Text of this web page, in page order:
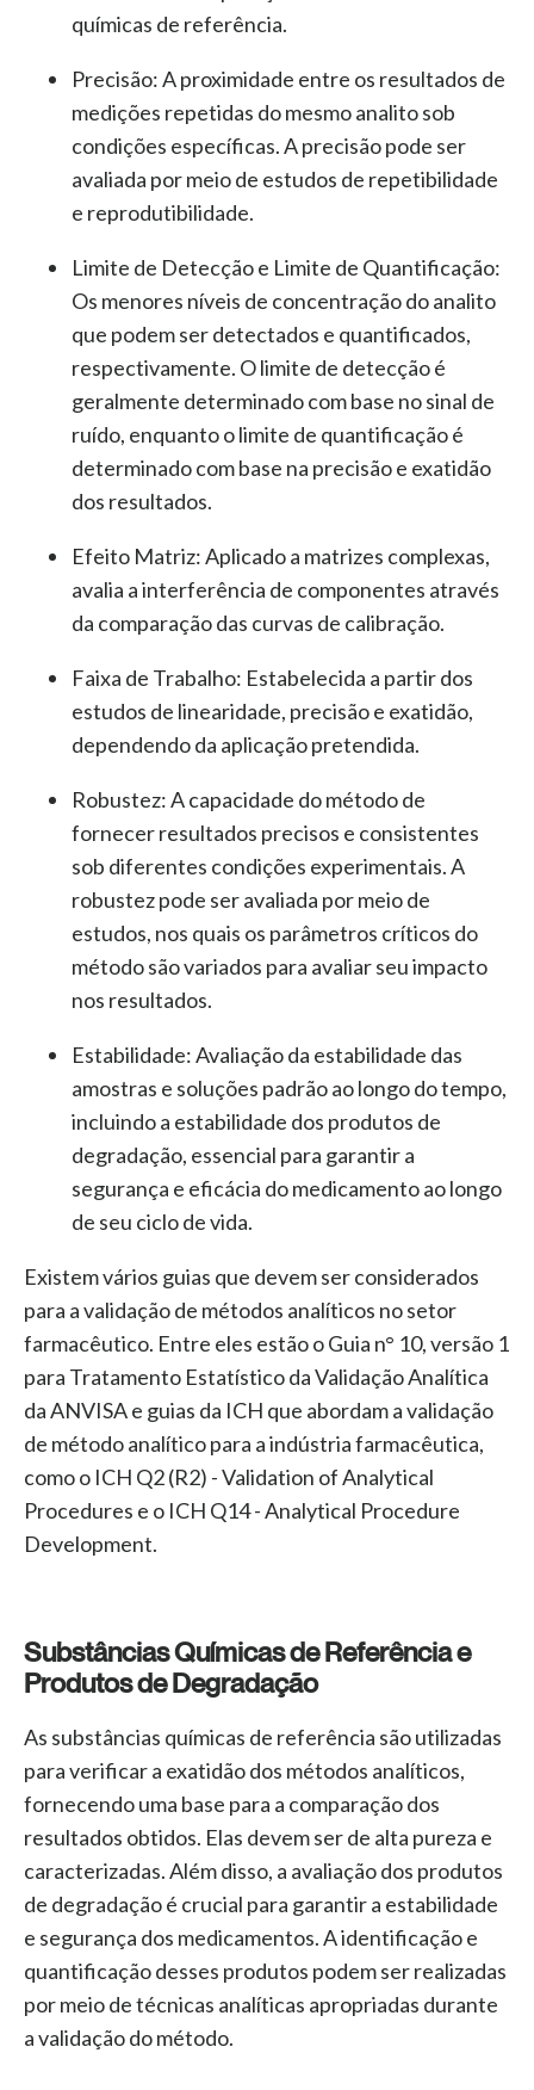
químicas de referência.
Precisão:A proximidade entre os resultados de
medições repetidas do mesmo analito sob
condições específicas. A precisão pode ser
avaliada por meio de estudos de repetibilidade
e reprodutibilidade.
Limite de Detecção e Limite de Quantificação:
Os menores níveis de concentração do analito
que podem ser detectados e quantificados,
respectivamente. O limite de detecção é
geralmente determinado com base no sinal de
ruído, enquanto o limite de quantificação é
determinado com base na precisão e exatidão
dos resultados.
Efeito Matriz:Aplicado a matrizes complexas,
avalia a interferência de componentes através
da comparação das curvas de calibração.
Faixa de Trabalho: Estabelecida a partir dos
estudos de linearidade, precisão e exatidão,
dependendo da aplicação pretendida.
Robustez:A capacidade do método de
fornecer resultados precisos e consistentes
sob diferentes condições experimentais. A
robustez pode ser avaliada por meio de
estudos, nos quais os parâmetros críticos do
método são variados para avaliar seu impacto
nos resultados.
Estabilidade:Avaliação da estabilidade das
amostras e soluções padrão ao longo do tempo,
incluindo a estabilidade dos produtos de
degradação, essencial para garantir a
segurança e eficácia do medicamento ao longo
de seu ciclo de vida.
Existem vários guias que devem ser considerados
para a validação de métodos analíticos no setor
farmacêutico. Entre eles estão o Guia n° 10, versão 1
para Tratamento Estatístico da Validação Analítica
da ANVISA e guias da ICH que abordam a validação
de método analítico para a indústria farmacêutica,
como o ICH Q2 (R2) - Validation of Analytical
Procedures e o ICH Q14 - Analytical Procedure
Development.
Substâncias Químicas de Referência e
Produtos de Degradação
As substâncias químicas de referência são utilizadas
para verificar a exatidão dos métodos analíticos,
fornecendo uma base para a comparação dos
resultados obtidos. Elas devem ser de alta pureza e
caracterizadas. Além disso, a avaliação dos produtos
de degradação é crucial para garantir a estabilidade
e segurança dos medicamentos. A identificação e
quantificação desses produtos podem ser realizadas
por meio de técnicas analíticas apropriadas durante
a validação do método.